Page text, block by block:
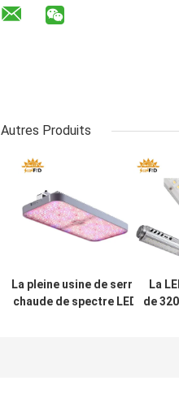
Autres Produits
La pleine usine de serre
chaude de spectre LED
La
de